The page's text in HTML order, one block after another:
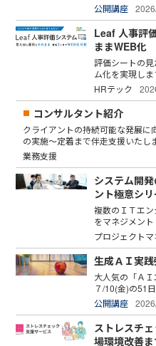
公開講座
Leaf 人事評
ままWEB化
評価シートの
ム化を実現しま
HRテック
コンサルタント紹介
クライアントの持続可能な発展に
の実施～定着まで伴走支援いたし
業務支援
システム開
ント極意シ
複数のＩＴエ
をマネジメン
プロジェクト
生成ＡＩ実
大人気の「Ａ
７/10(金)の51
公開講座
ストレスチ
場環境改善ま